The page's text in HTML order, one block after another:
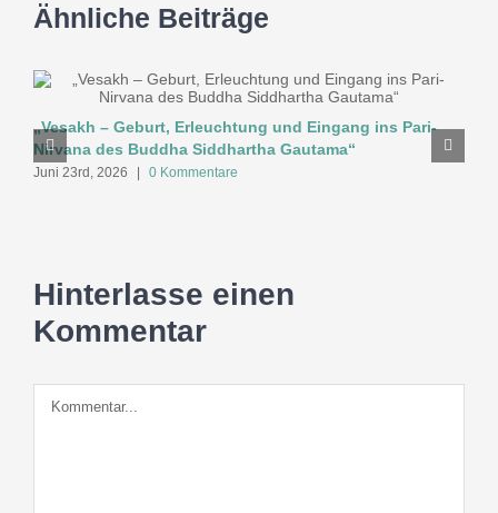
Ähnliche Beiträge
„Vesakh – Geburt, Erleuchtung und Eingang ins Pari-
Nirvana des Buddha Siddhartha Gautama“
Juni 23rd, 2026 0 Kommentare
Hinterlasse einen
Kommentar
Kommentar